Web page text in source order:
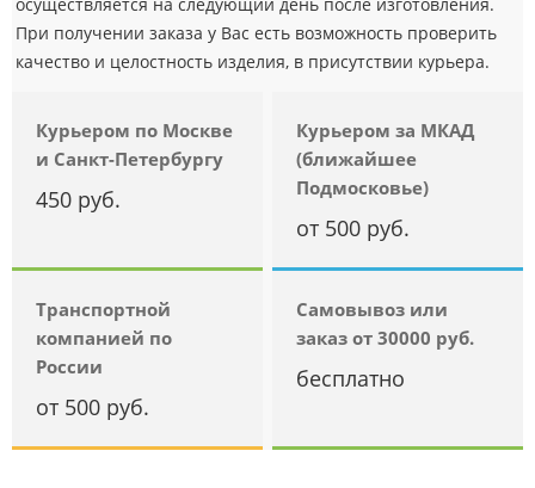
При получении заказа у Вас есть возможность проверить
качество и целостность изделия, в присутствии курьера.
Курьером по Москве
и Санкт-Петербургу
450 руб.
Курьером за МКАД
(ближайшее
Подмосковье)
от 500 руб.
Транспортной
компанией по
России
от 500 руб.
Самовывоз или
заказ от 30000 руб.
бесплатно